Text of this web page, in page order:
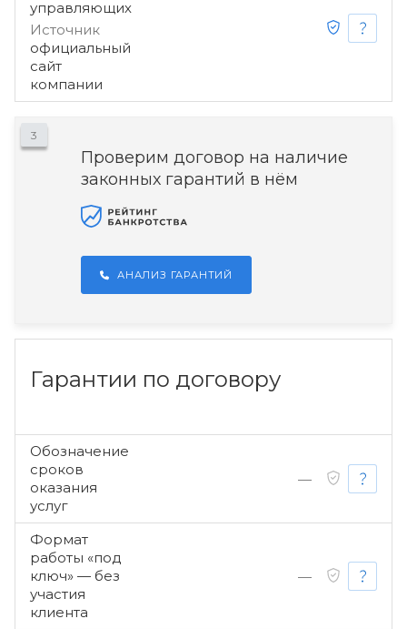
управляющих
Источник
официальный
сайт
компании
3
Проверим договор на наличие
законных гарантий в нём
АНАЛИЗ ГАРАНТИЙ
Гарантии по договору
Обозначение
сроков
оказания
услуг
—
Формат
работы «под
ключ» — без
участия
клиента
—